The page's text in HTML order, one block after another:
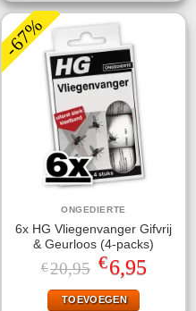
-67%
ONGEDIERTE
6x HG Vliegenvanger Gifvrij
& Geurloos (4-packs)
€20,95 Oorspronkelijke
prijs
was:
€20,95.
€6,95Huidige
prijs
TOEVOEGEN